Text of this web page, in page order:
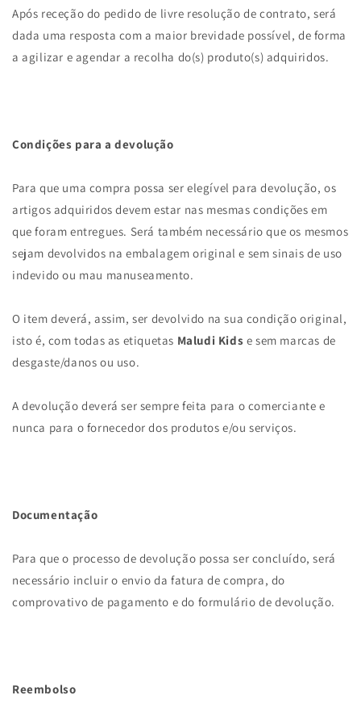
Após receção do pedido de livre resolução de contrato, será
dada uma resposta com a maior brevidade possível, de forma
a agilizar e agendar a recolha do(s) produto(s) adquiridos.
Condições para a devolução
Para que uma compra possa ser elegível para devolução, os
artigos adquiridos devem estar nas mesmas condições em
que foram entregues. Será também necessário que os mesmos
sejam devolvidos na embalagem original e sem sinais de uso
indevido ou mau manuseamento.
O item deverá, assim, ser devolvido na sua condição original,
isto é, com todas as etiquetas Maludi Kids e sem marcas de
desgaste/danos ou uso.
A devolução deverá ser sempre feita para o comerciante e
nunca para o fornecedor dos produtos e/ou serviços.
Documentação
Para que o processo de devolução possa ser concluído, será
necessário incluir o envio da fatura de compra, do
comprovativo de pagamento e do formulário de devolução.
Reembolso